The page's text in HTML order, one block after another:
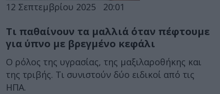
12 Σεπτεμβρίου 2025 20:01
Τι παθαίνουν τα μαλλιά όταν πέφτουμε
για ύπνο με βρεγμένο κεφάλι
Ο ρόλος της υγρασίας, της μαξιλαροθήκης και
της τριβής. Τι συνιστούν δύο ειδικοί από τις
ΗΠΑ.